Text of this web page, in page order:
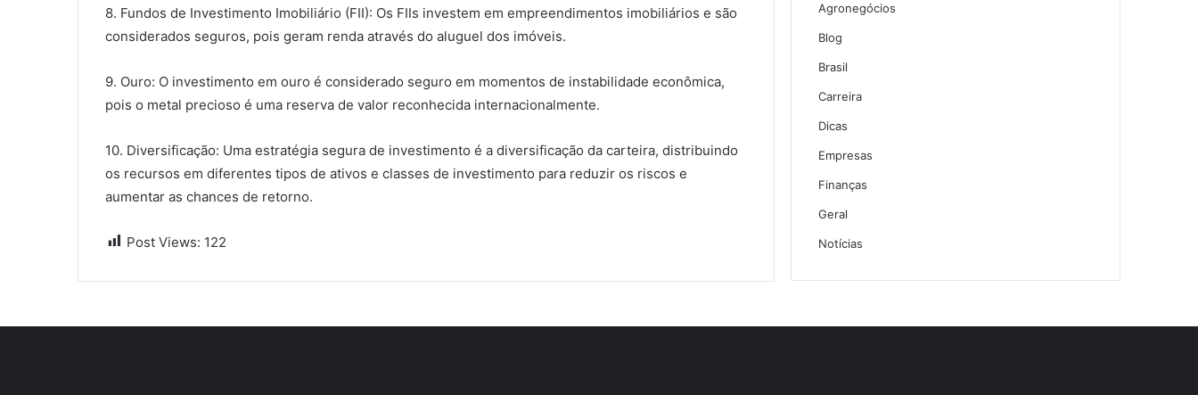
8. Fundos de Investimento Imobiliário (FII): Os FIIs investem em empreendimentos imobiliários e são
considerados seguros, pois geram renda através do aluguel dos imóveis.
9. Ouro: O investimento em ouro é considerado seguro em momentos de instabilidade econômica,
pois o metal precioso é uma reserva de valor reconhecida internacionalmente.
10. Diversificação: Uma estratégia segura de investimento é a diversificação da carteira, distribuindo
os recursos em diferentes tipos de ativos e classes de investimento para reduzir os riscos e
aumentar as chances de retorno.
Post Views: 122
Agronegócios
Blog
Brasil
Carreira
Dicas
Empresas
Finanças
Geral
Notícias